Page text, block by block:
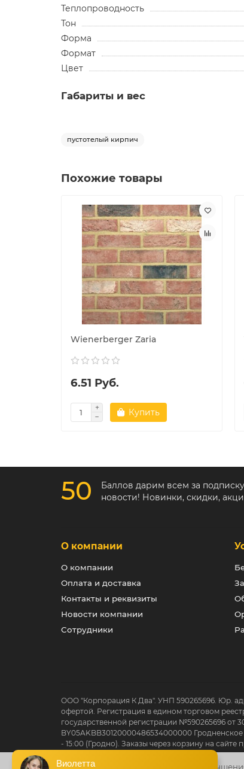
Теплопроводность
Тон
Форма
Формат
Цвет
Габариты и вес
пустотелый кирпич
Похожие товары
Wienerberger Zaria
6.51 Руб.
Купить
Сайт использует файлы cookie для
50
Баллов дарим всем за
новости! Новинки, скидки,
О компании
О компании
Оплата и доставка
Контакты и реквизиты
Новости компании
Сотрудники
ООО "Корпорация К Два". УНП 590265696. Юр.
офертой. Регистрация в едином торговом
государственной регистрации №590265696 от
BY05AKBB30120000486534000000
- 15:00 (Гродно). Заказы через корзину на
Виолетта